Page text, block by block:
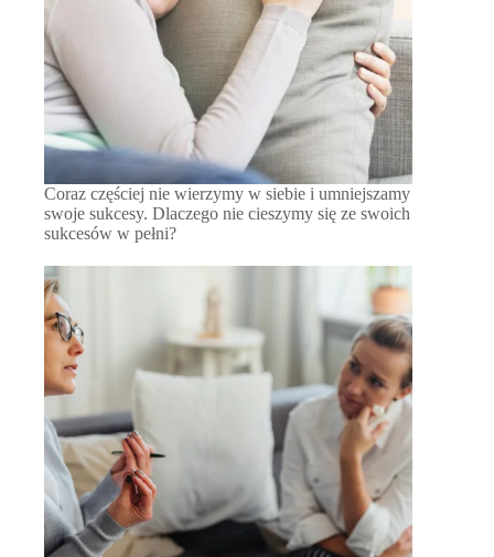
Coraz częściej nie wierzymy w siebie i umniejszamy
swoje sukcesy. Dlaczego nie cieszymy się ze swoich
sukcesów w pełni?